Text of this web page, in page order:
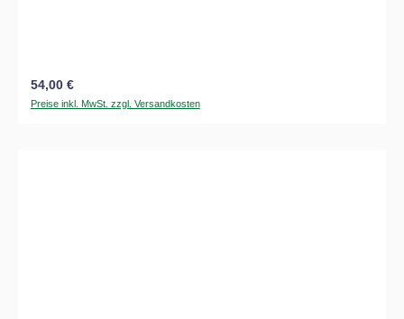
Regulärer Preis:
54,00 €
Preise inkl. MwSt. zzgl. Versandkosten